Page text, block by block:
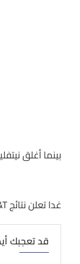
بينما أغلق نيتفليكس
غدا تعلن نتائج AT&T وانتل.
قد تعجبك